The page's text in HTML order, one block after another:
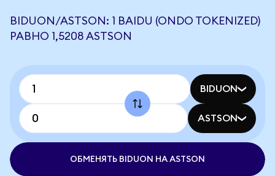
BIDUON/ASTSON: 1 BAIDU (ONDO TOKENIZED)
РАВНО 1,5208 ASTSON
BIDUON
ASTSON
ОБМЕНЯТЬ BIDUON НА ASTSON